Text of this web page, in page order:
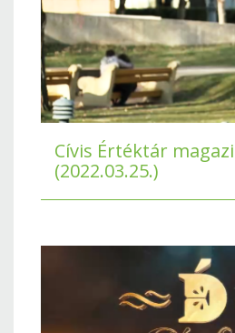
Cívis Értéktár
(2022.03.25.)